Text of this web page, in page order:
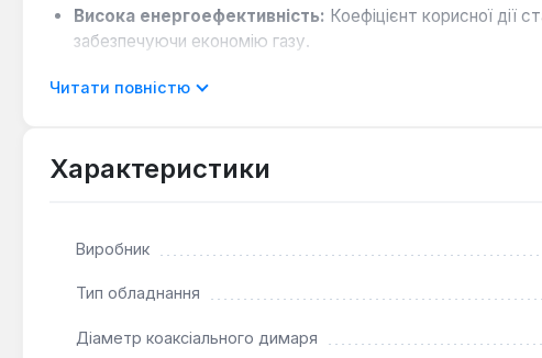
Висока енергоефективність: Коефіцієнт корисної
забезпечуючи економію газу.
водорозбору.
Розширені можливості підключення:
забезпечують безпечну та довготривалу експлуатацію.
приватних будинках або невеликих комерційних
Читати повністю
Характеристики
Виробник
Тип обладнання
Діаметр коаксіального димаря